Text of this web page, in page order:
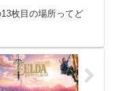
枚目の場所ってど